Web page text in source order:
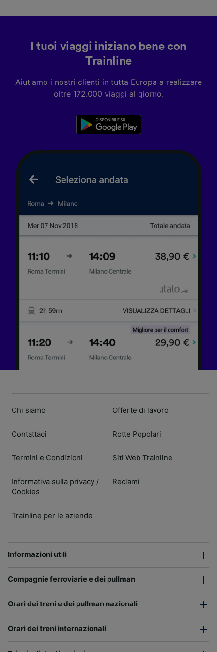
I tuoi viaggi iniziano bene con
Trainline
Aiutiamo i nostri clienti in tutta Europa a realizzare
oltre 172.000 viaggi al giorno.
Chi siamo
Contattaci
Termini e Condizioni
Informativa sulla privacy /
Cookies
Trainline per le aziende
Offerte di lavoro
Rotte Popolari
Siti Web Trainline
Reclami
Informazioni utili
Compagnie ferroviarie e dei pullman
Orari dei treni e dei pullman nazionali
Orari dei treni internazionali